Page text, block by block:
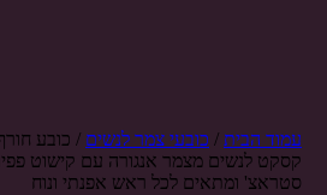
עמוד הבית/ כובעי צמר לנשים / כובע
קסקט לנשים מצמר אנגורה עם קישוט
סטראצ' ומתאים לכל ראש אפנתי ונוח